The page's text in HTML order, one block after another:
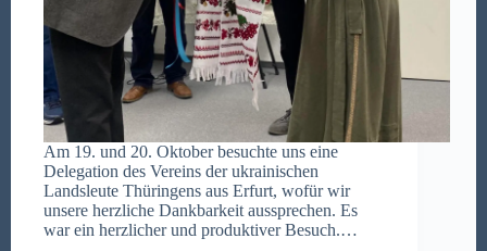
Am 19. und 20. Oktober besuchte uns eine
Delegation des Vereins der ukrainischen
Landsleute Thüringens aus Erfurt, wofür wir
unsere herzliche Dankbarkeit aussprechen. Es
war ein herzlicher und produktiver Besuch.…